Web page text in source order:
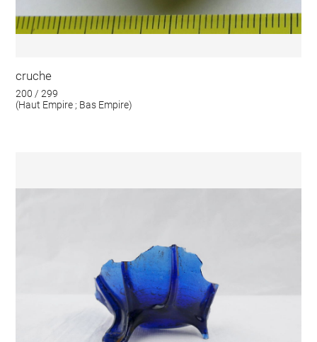
cruche
200 / 299
(Haut Empire ; Bas Empire)